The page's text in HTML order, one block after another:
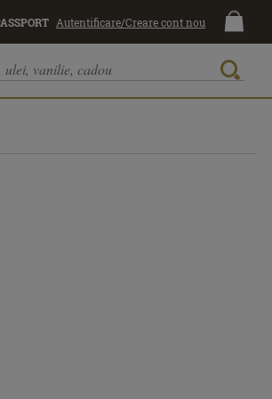
Autentificare/Creare cont nou